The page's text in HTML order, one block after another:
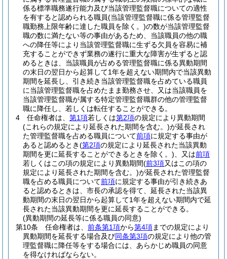
係る標準職務遂行能力及び当該管理監督職についての適性
を有すると認められる職員(当該管理監督職に係る管理監督
職勤務上限年齢に達した職員を除く。)の数が当該管理監督
職の数に満たない等の事由があるため、当該職員の他の職
への降任等により当該管理監督職に生ずる欠員を容易に補
充することができず業務の遂行に重大な障害が生ずると認
めるときは、当該職員が占める管理監督職に係る異動期間
の末日の翌日から起算して1年を超えない期間内で当該異動
期間を延長し、引き続き当該管理監督職を占めている職員
に当該管理監督職を占めたまま勤務させ、又は当該職員を
当該管理監督職が属する特定管理監督職群の他の管理監督
職に降任し、若しくは転任することができる。
4
任命権者は、 第1項若しくは第2項の規定により異動期間
(これらの規定により延長された期間を含む。)が延長され
た管理監督職を占める職員について前項に規定する事由が
あると認めるとき(第2項の規定により延長された当該異動
期間を更に延長することができるときを除く。) 、又は前項
若しくはこの項の規定により異動期間(前3項又はこの項の
規定により延長された期間を含む。)が延長された管理監督
職を占める職員について前項に規定する事由が引き続きあ
ると認めるときは、市長の承認を得て、延長された当該異
動期間の末日の翌日から起算して1年を超えない期間内で延
長された当該異動期間を更に延長することができる。
(異動期間の延長等に係る職員の同意)
第10条
任命権者は、 前条第1項から第4項までの規定により
異動期間を延長する場合及び同条第3項の規定により他の管
理監督職に降任等をする場合には、あらかじめ職員の同意
を得なければならない。